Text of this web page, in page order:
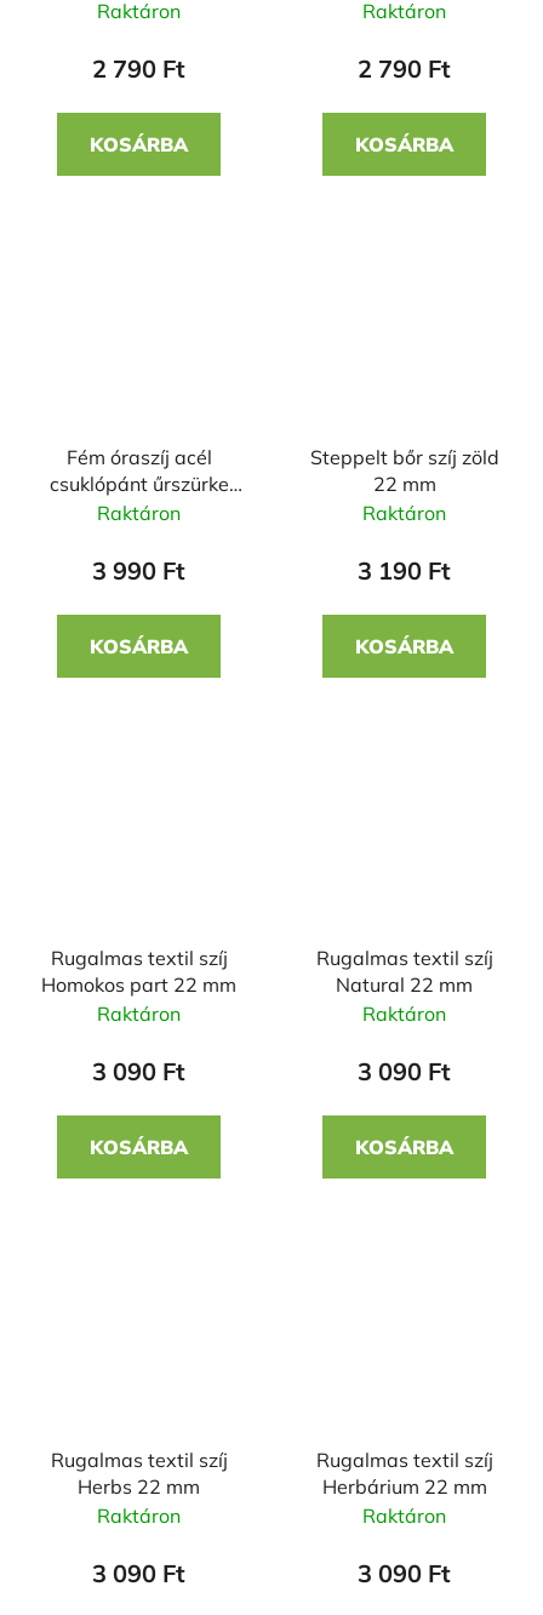
22mm
Raktáron
2 790 Ft
KOSÁRBA
22mm
Raktáron
2 790 Ft
KOSÁRBA
Fém óraszíj acél
csuklópánt űrszürke
(Horizon 2) 22mm
Raktáron
3 990 Ft
KOSÁRBA
Steppelt bőr szíj zöld
22 mm
Raktáron
3 190 Ft
KOSÁRBA
Rugalmas textil szíj
Homokos part 22 mm
Raktáron
3 090 Ft
KOSÁRBA
Rugalmas textil szíj
Natural 22 mm
Raktáron
3 090 Ft
KOSÁRBA
Rugalmas textil szíj
Herbs 22 mm
Raktáron
3 090 Ft
Rugalmas textil szíj
Herbárium 22 mm
Raktáron
3 090 Ft